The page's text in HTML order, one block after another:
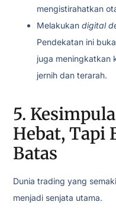
mengistirahatkan
Melakukandigital
Pendekatan ini
juga meningkatkan
jernih dan terarah.
5.
Hebat, Tapi
Batas
Dunia trading yang
menjadi senjata utama.